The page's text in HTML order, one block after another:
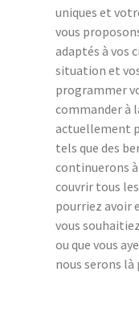
uniques et
vous
adaptés à vos
situation et
programmer
commander à
actuellement
tels que des
continuerons
couvrir tous
pourriez avoir
vous
ou que vous
nous serons là